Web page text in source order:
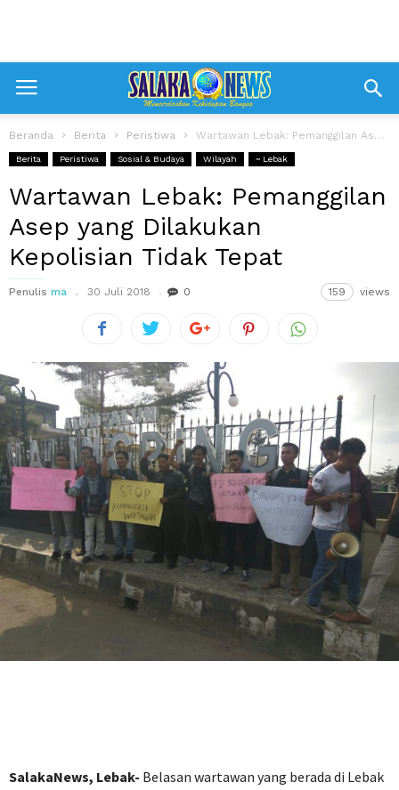
Beranda Berita Peristiwa Wartawan Lebak: Pemanggilan Asep yang Dilakukan Kepolisian Tidak Tepat
Berita Peristiwa Sosial & Budaya Wilayah ~ Lebak
Wartawan Lebak: Pemanggilan
Asep yang Dilakukan
Kepolisian Tidak Tepat
Penulis ma 30 Juli 2018 0 159 views
SalakaNews, Lebak- Belasan wartawan yang berada di Lebak